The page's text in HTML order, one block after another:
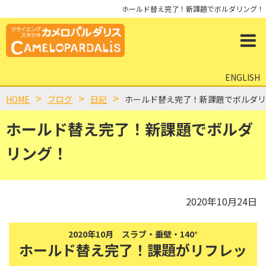
ホールド替え完了！新課題でボルダリング！
ENGLISH
ホールド替え完了！新課題でボルダ
リング！
HOME ブログ 日記 ホールド替え完了！新課題でボルダ
2020年10月24日
2020年10月 スラブ・垂壁・140°
ホールド替え完了！課題がリフレッ